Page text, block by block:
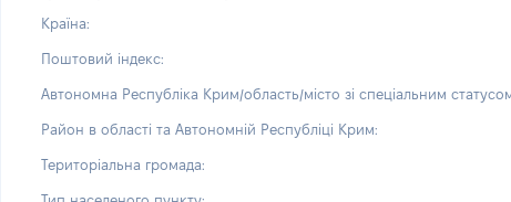
Країна:
Поштовий індекс:
Автономна Республіка Крим/область/місто зі спеціальним
Район в області та Автономній Республіці Крим:
Територіальна громада: